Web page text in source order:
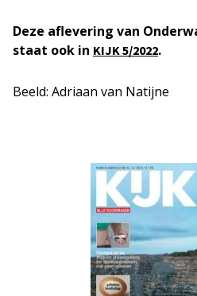
Deze aflevering van
staat ook in KIJK 5/2022.
Beeld: Adriaan van Natijne